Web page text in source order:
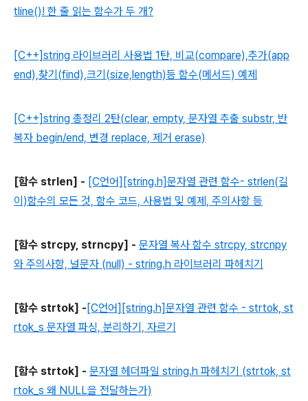
tline()! 한 줄 읽는 함수가 두 개?
[C++]string 라이브러리 사용법 1탄, 비교(compare),추가(app
end),찾기(find),크기(size,length)등 함수(메서드) 예제
[C++]string 총정리 2탄(clear, empty, 문자열 추출 substr, 반
복자 begin/end, 변경 replace, 제거 erase)
[함수 strlen] - [C언어][string.h]문자열 관련 함수- strlen(길
이)함수의 모든 것, 함수 코드, 사용법 및 예제, 주의사항 등
[함수 strcpy, strncpy] - 문자열 복사 함수 strcpy, strcnpy
와 주의사항, 널문자 (null) - string.h 라이브러리 파헤치기
[함수 strtok] - [C언어][string.h]문자열 관련 함수 - strtok, st
rtok_s 문자열 파싱, 분리하기, 자르기
[함수 strtok] - 문자열 헤더파일 string.h 파헤치기 (strtok, st
rtok_s 왜 NULL을 전달하는가)